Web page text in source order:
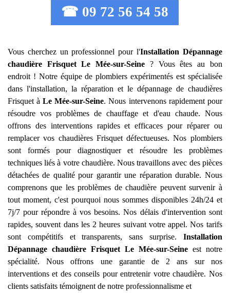
☎ 09 72 56 54 58
Vous cherchez un professionnel pour l'Installation Dépannage
chaudière Frisquet Le Mée-sur-Seine ? Vous êtes au bon
endroit ! Notre équipe de plombiers expérimentés est spécialisée
dans l'installation, la réparation et le dépannage de chaudières
Frisquet àLe Mée-sur-Seine. Nous intervenons rapidement pour
résoudre vos problèmes de chauffage et d'eau chaude. Nous
offrons des interventions rapides et efficaces pour réparer ou
remplacer vos chaudières Frisquet défectueuses. Nos plombiers
sont formés pour diagnostiquer et résoudre les problèmes
techniques liés à votre chaudière. Nous travaillons avec des pièces
détachées de qualité pour garantir une réparation durable. Nous
comprenons que les problèmes de chaudière peuvent survenir à
tout moment, c'est pourquoi nous sommes disponibles 24h/24 et
7j/7 pour répondre à vos besoins. Nos délais d'intervention sont
rapides, souvent dans les 2 heures suivant votre appel. Nos tarifs
sont compétitifs et transparents, sans surprise. Installation
Dépannage chaudière Frisquet Le Mée-sur-Seineest notre
spécialité. Nous offrons une garantie de 2 ans sur nos
interventions et des conseils pour entretenir votre chaudière. Nos
clients satisfaits témoignent de notre professionnalisme et